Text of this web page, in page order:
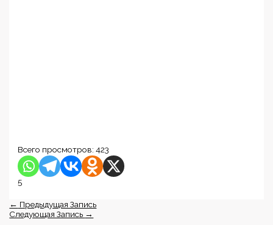
Всего просмотров: 423
5
← Предыдущая Запись
Следующая Запись →